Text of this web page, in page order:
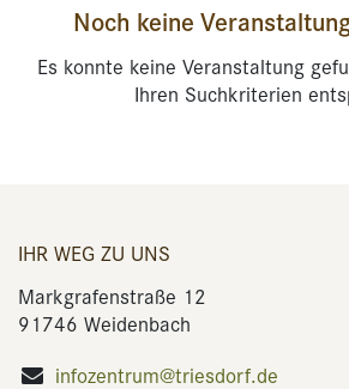
Noch keine
Es konnte keine Veranstaltung
Ihren Suchkriterien
IHR WEG ZU UNS
Markgrafenstraße 12
91746 Weidenbach
infozentrum@triesdorf.de